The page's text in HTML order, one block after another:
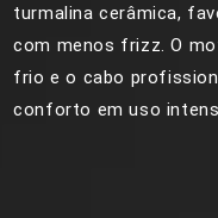
turmalina cerâmica,
com menos frizz. O
frio e o cabo
conforto em uso